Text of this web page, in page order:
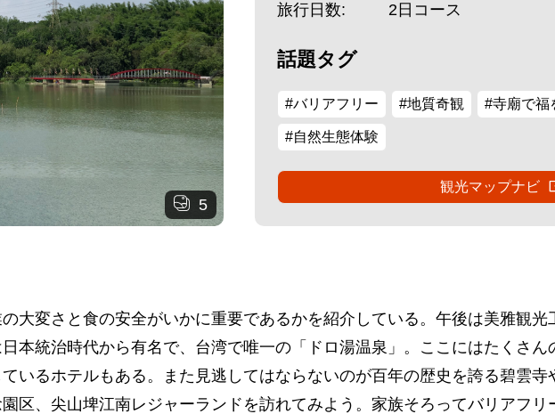
5
旅行日数: 2日コース
話題タグ
#バリアフリー #地質奇観 #寺廟で福
#自然生態体験
観光マップナビ
大変さと食の安全がいかに重要であるかを紹介している。午後は美雅観
本統治時代から有名で、台湾で唯一の「ドロ湯温泉」。ここにはたくさ
いるホテルもある。また見逃してはならないのが百年の歴史を誇る碧雲寺
区、尖山埤江南レジャーランドを訪れてみよう。家族そろってバリアフリ